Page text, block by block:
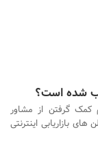
شده است؟
کمک گرفتن از مشاور
بازاریابی اینترنتی